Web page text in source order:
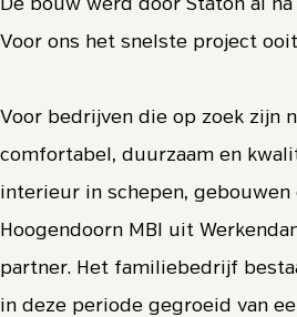
De bouw werd door Staton al
Voor ons het snelste project
Voor bedrijven die op zoek zijn
comfortabel, duurzaam en
interieur in schepen, gebouwen
Hoogendoorn MBI uit
partner. Het familiebedrijf
in deze periode gegroeid van